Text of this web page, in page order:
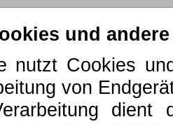
und
nutzt Cookies
von
dient
|NEUHEITEN 2026 |